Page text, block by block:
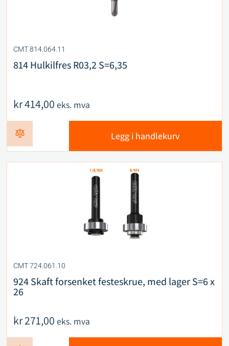
CMT 814.064.11
814 Hulkilfres R03,2 S=6,35
kr414,00 eks. mva
Legg i handlekurv
CMT 724.061.10
924 Skaft forsenket festeskrue, med lager S=6 x
26
kr271,00 eks. mva